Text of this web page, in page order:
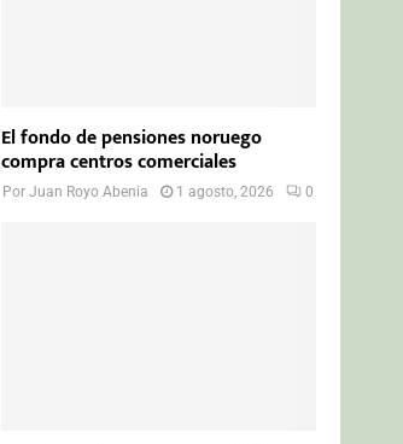
El fondo de pensiones noruego
compra centros comerciales
PorJuan Royo Abenia 1 agosto, 2026 0